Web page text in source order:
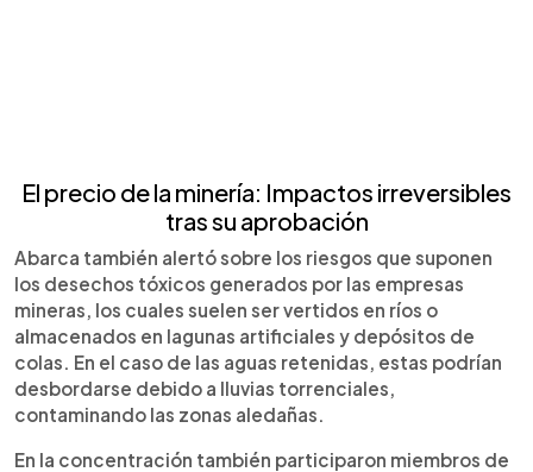
El precio de la minería: Impactos irreversibles
tras su aprobación
Abarca también alertó sobre los riesgos que suponen
los desechos tóxicos generados por las empresas
mineras, los cuales suelen ser vertidos en ríos o
almacenados en lagunas artificiales y depósitos de
colas. En el caso de las aguas retenidas, estas podrían
desbordarse debido a lluvias torrenciales,
contaminando las zonas aledañas.
En la concentración también participaron miembros de